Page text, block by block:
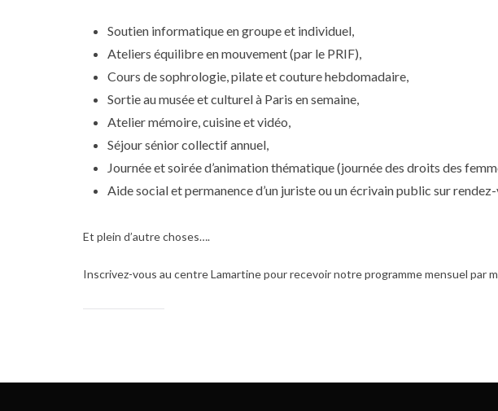
Soutien informatique en groupe et individuel,
Ateliers équilibre en mouvement (par le PRIF),
Cours de sophrologie, pilate et couture hebdomadaire,
Sortie au musée et culturel à Paris en semaine,
Atelier mémoire, cuisine et vidéo,
Séjour sénior collectif annuel,
Journée et soirée d’animation thématique (journée des droits des
Aide social et permanence d’un juriste ou un écrivain public sur
Et plein d’autre choses….
Inscrivez-vous au centre Lamartine pour recevoir notre programme mensuel par